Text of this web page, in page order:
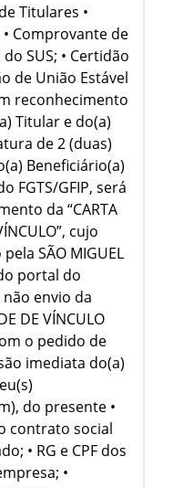
Titulares •
• Comprovante de
SUS; • Certidão
de União Estável
reconhecimento
Titular e do(a)
de 2 (duas)
Beneficiário(a)
FGTS/GFIP, será
da “CARTA
cujo
SÃO MIGUEL
portal do
não envio da
DE VÍNCULO
o pedido de
imediata do(a)
do presente •
contrato social
• RG e CPF dos
•